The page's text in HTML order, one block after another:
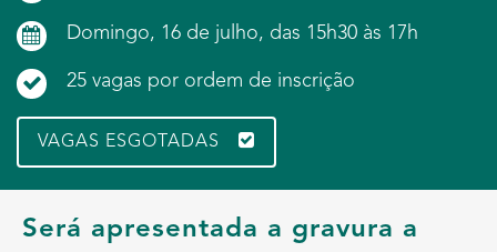
Domingo, 16 de julho, das 15h30 às 17h
25 vagas por ordem de inscrição
VAGAS ESGOTADAS
Será apresentada a gravura a